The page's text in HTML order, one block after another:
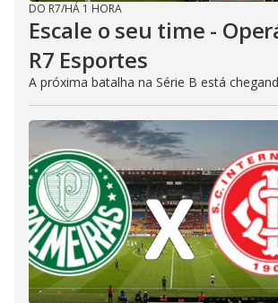
DO R7/HÁ 1 HORA
Escale o seu time -
R7 Esportes
A próxima batalha na Série B está